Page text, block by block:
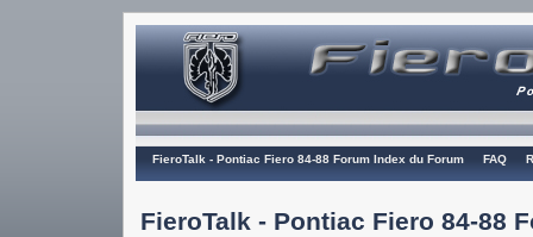
FieroTalk - Pontiac Fiero 84-88 Forum Index du Forum FAQ
FieroTalk - Pontiac Fiero 84-88